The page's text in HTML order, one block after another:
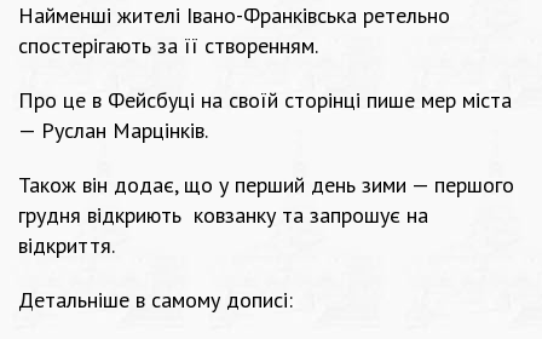
Найменші жителі Івано-Франківська ретельно
спостерігають за її створенням.
Про це в Фейсбуці на своїй сторінці пише мер міста
— Руслан Марцінків.
Також він додає, що у перший день зими — першого
грудня відкриють ковзанку та запрошує на
відкриття.
Детальніше в самому дописі: